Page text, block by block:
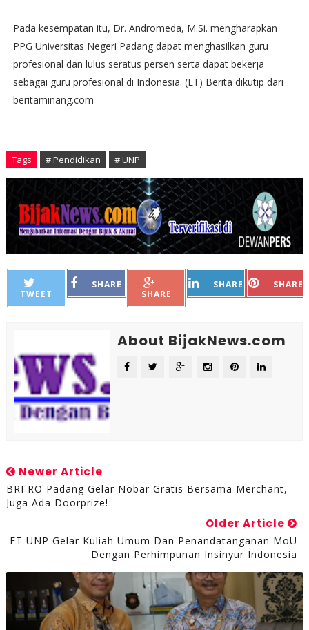
Pada kesempatan itu, Dr. Andromeda, M.Si. mengharapkan
PPG Universitas Negeri Padang dapat menghasilkan guru
profesional dan lulus seratus persen serta dapat bekerja
sebagai guru profesional di Indonesia. (ET) Berita dikutip dari
beritaminang.com
Tags # Pendidikan # UNP
TWEET
SHARE
SHARE
SHARE SHARE
About BijakNews.com
Newer Article
BRI RO Padang Gelar Nobar Gratis Bersama Merchant,
Juga Ada Doorprize!
Older Article
FT UNP Gelar Kuliah Umum Dan Penandatanganan MoU
Dengan Perhimpunan Insinyur Indonesia